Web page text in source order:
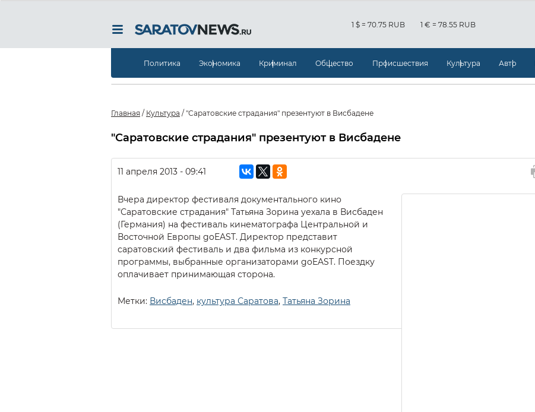
1 $ = 70.75 RUB 1 € = 78.55 RUB
Политика Экономика Криминал Общество Происшествия Культура Авто
Главная / Культура / "Саратовские страдания" презентуют в Висбадене
"Саратовские страдания" презентуют в Висбадене
11 апреля 2013 - 09:41
Вчера директор фестиваля документального кино
"Саратовские страдания" Татьяна Зорина уехала в Висбаден
(Германия) на фестиваль кинематографа Центральной и
Восточной Европы goEAST. Директор представит
саратовский фестиваль и два фильма из конкурсной
программы, выбранные организаторами goEAST. Поездку
оплачивает принимающая сторона.
Метки: Висбаден, культура Саратова, Татьяна Зорина